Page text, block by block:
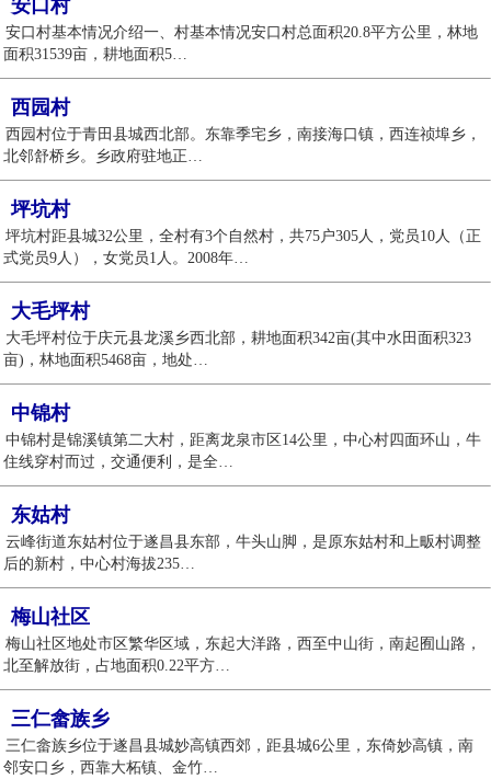
安口村
安口村基本情况介绍一、村基本情况安口村总面积20.8平方公里，林地
面积31539亩，耕地面积5…
西园村
西园村位于青田县城西北部。东靠季宅乡，南接海口镇，西连祯埠乡，
北邻舒桥乡。乡政府驻地正…
坪坑村
坪坑村距县城32公里，全村有3个自然村，共75户305人，党员10人（正
式党员9人），女党员1人。2008年…
大毛坪村
大毛坪村位于庆元县龙溪乡西北部，耕地面积342亩(其中水田面积323
亩)，林地面积5468亩，地处…
中锦村
中锦村是锦溪镇第二大村，距离龙泉市区14公里，中心村四面环山，牛
住线穿村而过，交通便利，是全…
东姑村
云峰街道东姑村位于遂昌县东部，牛头山脚，是原东姑村和上畈村调整
后的新村，中心村海拔235…
梅山社区
梅山社区地处市区繁华区域，东起大洋路，西至中山街，南起囿山路，
北至解放街，占地面积0.22平方…
三仁畲族乡
三仁畲族乡位于遂昌县城妙高镇西郊，距县城6公里，东倚妙高镇，南
邻安口乡，西靠大柘镇、金竹…